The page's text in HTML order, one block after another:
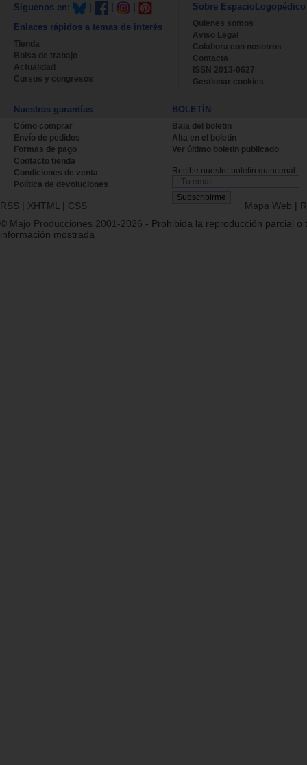
Síguenos en:
Enlaces rápidos a temas de interés
Tienda
Bolsa de trabajo
Actualidad
Cursos y congresos
Sobre EspacioLogopédico
Quienes somos
Aviso Legal
Colabora con nosotros
Contacta
ISSN 2013-0627
Gestionar cookies
Nuestras garantías
Cómo comprar
Envío de pedidos
Formas de pago
Contacto tienda
Condiciones de venta
Política de devoluciones
BOLETÍN
Baja del boletin
Alta en el boletin
Ver último boletin publicado
Recibe nuestro boletín quincenal.
RSS | XHTML | CSS Mapa Web |
© Majo Producciones 2001-2026 - Prohibida la reproducción parcial o
información mostrada